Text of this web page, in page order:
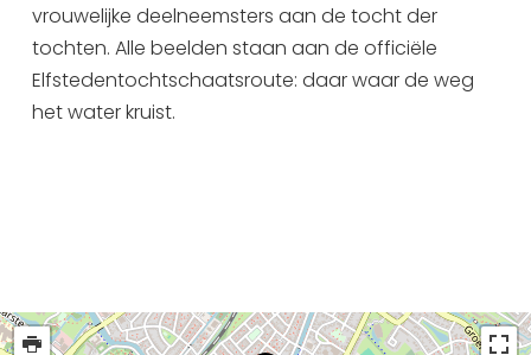
UITagenda
Routes
Overnachten in Sneek
vrouwelijke deelneemsters aan de tocht der
tochten. Alle beelden staan aan de officiële
Elfstedentochtschaatsroute: daar waar de weg
het water kruist.